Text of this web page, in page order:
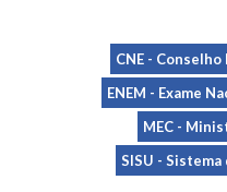
CNE -
ENEM - Exame
MEC -
SISU -